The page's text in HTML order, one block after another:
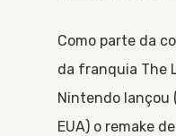
Como parte da
da franquia The
Nintendo lançou
EUA) o remake